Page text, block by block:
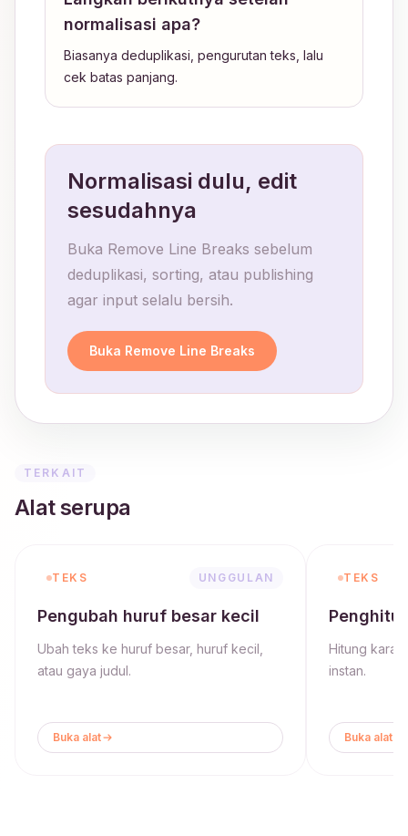
normalisasi apa?
Biasanya deduplikasi, pengurutan teks, lalu
cek batas panjang.
Normalisasi dulu, edit
sesudahnya
Buka Remove Line Breaks sebelum
deduplikasi, sorting, atau publishing
agar input selalu bersih.
Buka Remove Line Breaks
TERKAIT
Alat serupa
TEKS UNGGULAN
Pengubah huruf besar kecil
Ubah teks ke huruf besar, huruf kecil,
atau gaya judul.
Buka alat
TEKS
Hitung
instan.
Buka alat